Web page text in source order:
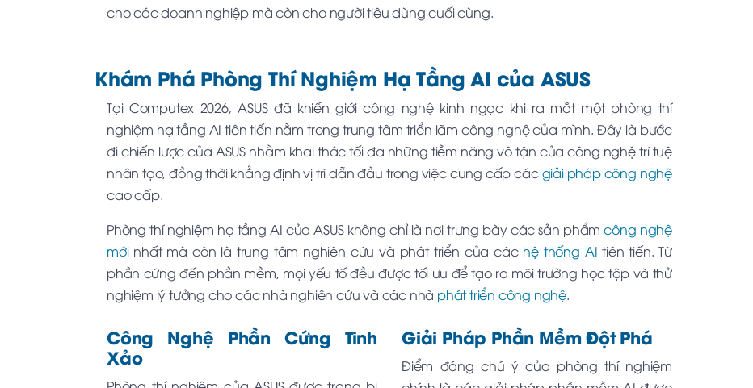
cho các doanh nghiệp mà còn cho người tiêu dùng cuối cùng.
Khám Phá Phòng Thí Nghiệm Hạ Tầng AI của ASUS
Tại Computex 2026, ASUS đã khiến giới công nghệ kinh ngạc khi ra mắt một phòng thí
nghiệm hạ tầng AI tiên tiến nằm trong trung tâm triển lãm công nghệ của mình. Đây là bước
đi chiến lược của ASUS nhằm khai thác tối đa những tiềm năng vô tận của công nghệ trí tuệ
nhân tạo, đồng thời khẳng định vị trí dẫn đầu trong việc cung cấp cácgiải pháp công nghệ
cao cấp.
Phòng thí nghiệm hạ tầng AI của ASUS không chỉ là nơi trưng bày các sản phẩmcông nghệ
mớinhất mà còn là trung tâm nghiên cứu và phát triển của các hệ thống AI tiên tiến. Từ
phần cứng đến phần mềm, mọi yếu tố đều được tối ưu để tạo ra môi trường học tập và thử
nghiệm lý tưởng cho các nhà nghiên cứu và các nhà phát triển công nghệ.
Công Nghệ Phần Cứng Tinh
Xảo
Giải Pháp Phần Mềm Đột Phá
Điểm đáng chú ý của phòng thí nghiệm